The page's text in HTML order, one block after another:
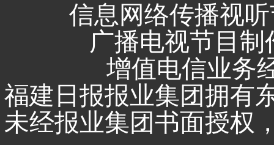
信息网络传播视
广播电视节目
增值电信业务
福建日报报业集团拥有
未经报业集团书面授权